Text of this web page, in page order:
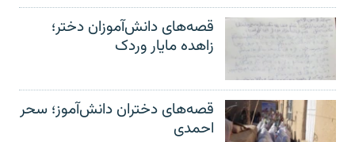
قصه‌های دانش‌آموزان دختر؛
زاهده مایار وردک
قصه‌های دختران دانش‌آموز؛ سحر
احمدی